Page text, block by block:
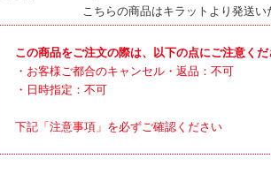
こちらの商品はキラットより発送い
この商品をご注文の際は、以下の点にご注意くだ
・お客様ご都合のキャンセル・返品：不可
・日時指定：不可
下記「注意事項」を必ずご確認ください